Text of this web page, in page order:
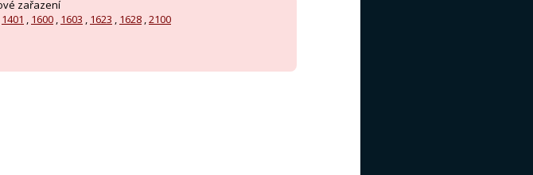
zařazení
1401 , 1600 , 1603 , 1623 , 1628 ,2100